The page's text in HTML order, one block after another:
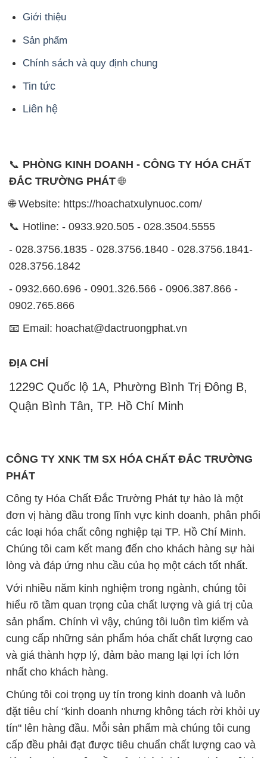
Tin tức
Liên hệ
📞
PHÒNG KINH DOANH - CÔNG TY HÓA CHẤT
ĐẮC TRƯỜNG PHÁT
- 028.3756.1835 - 028.3756.1840 - 028.3756.1841-
0902.765.866
📧 Email: hoachat@dactruongphat.vn
ĐỊA CHỈ
1229C Quốc lộ 1A, Phường Bình Trị Đông B,
Quận Bình Tân, TP. Hồ Chí Minh
CÔNG TY XNK TM SX HÓA CHẤT ĐẮC TRƯỜNG
PHÁT
các loại hóa chất công nghiệp tại TP. Hồ Chí Minh.
Chúng tôi cam kết mang đến cho khách hàng sự hài
lòng và đáp ứng nhu cầu của họ một cách tốt nhất.
Với nhiều năm kinh nghiệm trong ngành, chúng tôi
hiểu rõ tầm quan trọng của chất lượng và giá trị của
sản phẩm. Chính vì vậy, chúng tôi luôn tìm kiếm và
cung cấp những sản phẩm hóa chất chất lượng cao
và giá thành hợp lý, đảm bảo mang lại lợi ích lớn
nhất cho khách hàng.
Chúng tôi coi trọng uy tín trong kinh doanh và luôn
đặt tiêu chí "kinh doanh nhưng không tách rời khỏi uy
tín" lên hàng đầu. Mỗi sản phẩm mà chúng tôi cung
cấp đều phải đạt được tiêu chuẩn chất lượng cao và
đáp ứng được yêu cầu của khách hàng. Chúng tôi tin
rằng sự hài lòng của đối tác là thành công của chúng
tôi và sự phát triển bền vững chỉ có thể đạt được khi
cùng nhau hợp tác và phát triển.